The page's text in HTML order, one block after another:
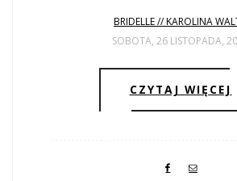
BRIDELLE // KAROLINA
SOBOTA, 26 LISTOPADA,
CZYTAJ WIĘCEJ